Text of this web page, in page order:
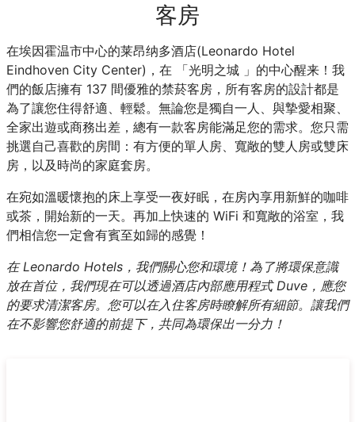
客房
在埃因霍温市中心的莱昂纳多酒店(Leonardo Hotel
Eindhoven City Center)，在 「光明之城 」的中心醒来！我
們的飯店擁有 137 間優雅的禁菸客房，所有客房的設計都是
為了讓您住得舒適、輕鬆。無論您是獨自一人、與摯愛相聚、
全家出遊或商務出差，總有一款客房能滿足您的需求。您只需
挑選自己喜歡的房間：有方便的單人房、寬敞的雙人房或雙床
房，以及時尚的家庭套房。
在宛如溫暖懷抱的床上享受一夜好眠，在房內享用新鮮的咖啡
或茶，開始新的一天。再加上快速的 WiFi 和寬敞的浴室，我
們相信您一定會有賓至如歸的感覺！
在 Leonardo Hotels，我們關心您和環境！為了將環保意識
放在首位，我們現在可以透過酒店內部應用程式 Duve，應您
的要求清潔客房。您可以在入住客房時瞭解所有細節。讓我們
在不影響您舒適的前提下，共同為環保出一分力！